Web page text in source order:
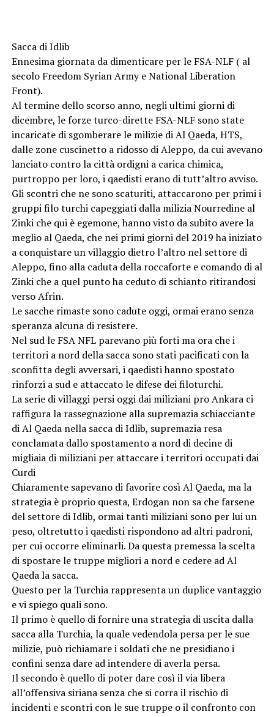
Sacca di Idlib
Ennesima giornata da dimenticare per le FSA-NLF ( al
secolo Freedom Syrian Army e National Liberation
Front).
Al termine dello scorso anno, negli ultimi giorni di
dicembre, le forze turco-dirette FSA-NLF sono state
incaricate di sgomberare le milizie di Al Qaeda, HTS,
dalle zone cuscinetto a ridosso di Aleppo, da cui avevano
lanciato contro la città ordigni a carica chimica,
purtroppo per loro, i qaedisti erano di tutt’altro avviso.
Gli scontri che ne sono scaturiti, attaccarono per primi i
gruppi filo turchi capeggiati dalla milizia Nourredine al
Zinki che qui è egemone, hanno visto da subito avere la
meglio al Qaeda, che nei primi giorni del 2019 ha iniziato
a conquistare un villaggio dietro l’altro nel settore di
Aleppo, fino alla caduta della roccaforte e comando di al
Zinki che a quel punto ha ceduto di schianto ritirandosi
verso Afrin.
Le sacche rimaste sono cadute oggi, ormai erano senza
speranza alcuna di resistere.
Nel sud le FSA NFL parevano più forti ma ora che i
territori a nord della sacca sono stati pacificati con la
sconfitta degli avversari, i qaedisti hanno spostato
rinforzi a sud e attaccato le difese dei filoturchi.
La serie di villaggi persi oggi dai miliziani pro Ankara ci
raffigura la rassegnazione alla supremazia schiacciante
di Al Qaeda nella sacca di Idlib, supremazia resa
conclamata dallo spostamento a nord di decine di
migliaia di miliziani per attaccare i territori occupati dai
Curdi
Chiaramente sapevano di favorire così Al Qaeda, ma la
strategia è proprio questa, Erdogan non sa che farsene
del settore di Idlib, ormai tanti miliziani sono per lui un
peso, oltretutto i qaedisti rispondono ad altri padroni,
per cui occorre eliminarli. Da questa premessa la scelta
di spostare le truppe migliori a nord e cedere ad Al
Qaeda la sacca.
Questo per la Turchia rappresenta un duplice vantaggio
e vi spiego quali sono.
Il primo è quello di fornire una strategia di uscita dalla
sacca alla Turchia, la quale vedendola persa per le sue
milizie, può richiamare i soldati che ne presidiano i
confini senza dare ad intendere di averla persa.
Il secondo è quello di poter dare così il via libera
all’offensiva siriana senza che si corra il rischio di
incidenti e scontri con le sue truppe o il confronto con